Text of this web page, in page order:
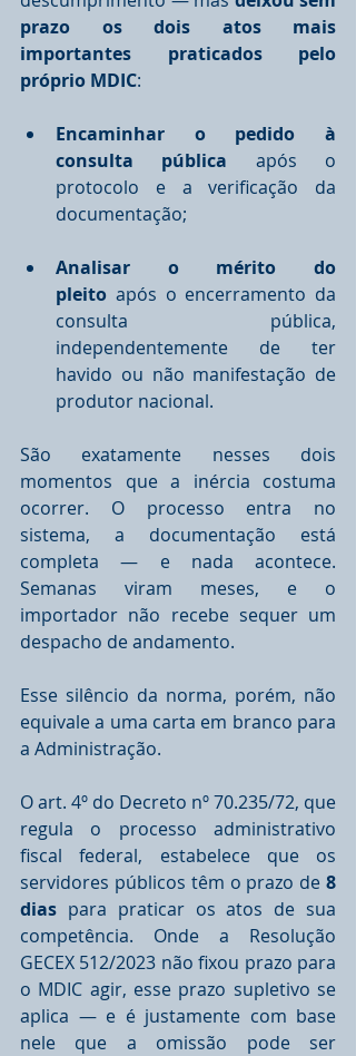
prazo os dois atos mais
importantes praticados pelo
próprio MDIC:
Encaminhar o pedido à
consulta pública após o
protocolo e a verificação da
documentação;
Analisar o mérito do
pleito após o encerramento da
consulta pública,
independentemente de ter
havido ou não manifestação de
produtor nacional.
São exatamente nesses dois
momentos que a inércia costuma
ocorrer. O processo entra no
sistema, a documentação está
completa — e nada acontece.
Semanas viram meses, e o
importador não recebe sequer um
despacho de andamento.
Esse silêncio da norma, porém, não
equivale a uma carta em branco para
a Administração.
O art. 4º do Decreto nº 70.235/72, que
regula o processo administrativo
fiscal federal, estabelece que os
servidores públicos têm o prazo de 8
dias para praticar os atos de sua
competência. Onde a Resolução
GECEX 512/2023 não fixou prazo para
o MDIC agir, esse prazo supletivo se
aplica — e é justamente com base
nele que a omissão pode ser